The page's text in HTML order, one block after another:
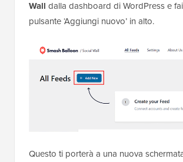
Wall dalla dashboard di WordPress e
pulsante ‘Aggiungi nuovo’ in alto.
Questo ti porterà a una nuova